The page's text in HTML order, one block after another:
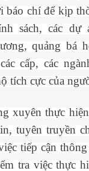
báo chí để kịp
sách, các dự
quảng bá
cấp, các
tích cực của
xuyên thực
tuyên truyền
tiếp cận
tra việc thực